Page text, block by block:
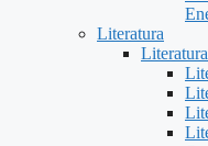
Literatura